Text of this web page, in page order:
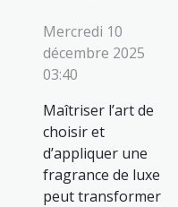
Mercredi 10
décembre 2025
03:40
Maîtriser l’art de
choisir et
d’appliquer une
fragrance de luxe
peut transformer